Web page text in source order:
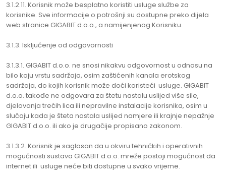
3.1.2.11. Korisnik može besplatno koristiti usluge službe za
korisnike. Sve informacije o potrošnji su dostupne preko dijela
web stranice GIGABIT d.o.o., a namijenjenog Korisniku.
3.1.3. Isključenje od odgovornosti
3.1.3.1. GIGABIT d.o.o. ne snosi nikakvu odgovornost u odnosu na
bilo koju vrstu sadržaja, osim zaštićenih kanala erotskog
sadržaja, do kojih korisnik može doći koristeći usluge. GIGABIT
d.o.o. takođe ne odgovara za štetu nastalu uslijed više sile,
djelovanja trećih lica ili nepravilne instalacije korisnika, osim u
slučaju kada je šteta nastala uslijed namjere ili krajnje nepažnje
GIGABIT d.o.o. ili ako je drugačije propisano zakonom.
3.1.3.2. Korisnik je saglasan da u okviru tehničkih i operativnih
mogućnosti sustava GIGABIT d.o.o. mreže postoji mogućnost da
internet ili usluge neće biti dostupne u svako vrijeme.